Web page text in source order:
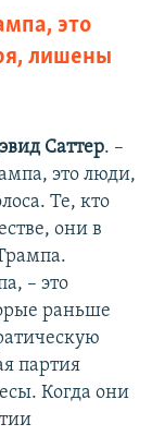
это
лишены
Саттер. –
это люди,
Те, кто
они в
– это
раньше
партия
Когда они